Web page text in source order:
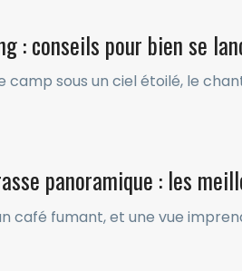
: conseils pour bien se
camp sous un ciel étoilé, le
panoramique : les
café fumant, et une vue